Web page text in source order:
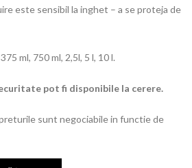
este sensibil la inghet – a se proteja de
ml, 750 ml, 2,5l, 5 l, 10 l.
pot fi disponibile la cerere.
sunt negociabile in functie de